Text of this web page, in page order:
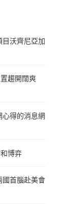
沃齊尼亞加
趨開闊爽
心得的消息網
博弈
國首腦赴美會